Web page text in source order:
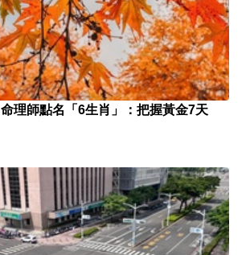
理師點名「6生肖」：把握黃金7天